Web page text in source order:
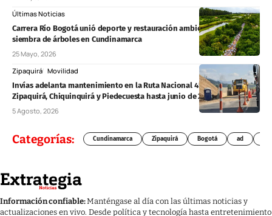
Últimas Noticias
Carrera Río Bogotá unió deporte y restauración ambiental con
siembra de árboles en Cundinamarca
25 Mayo, 2026
Zipaquirá Movilidad
Invías adelanta mantenimiento en la Ruta Nacional 45A entre
Zipaquirá, Chiquinquirá y Piedecuesta hasta junio de 2027
5 Agosto, 2026
Categorías: Cundinamarca Zipaquirá Bogotá ad
Información confiable:Manténgase al día con las últimas noticias y
actualizaciones en vivo. Desde política y tecnología hasta entretenimiento